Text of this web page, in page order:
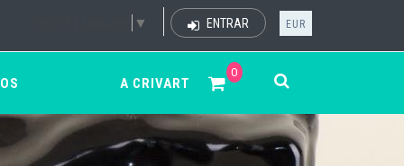
▼ ENTRAR EUR
0
A CRIVART